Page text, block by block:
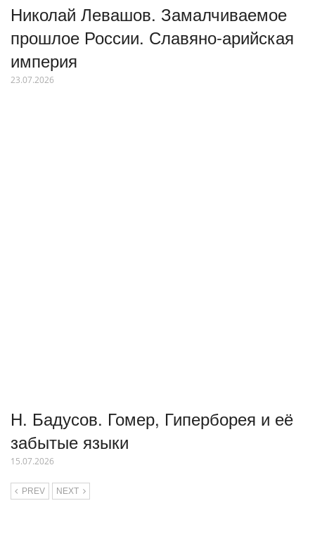
Николай Левашов. Замалчиваемое
прошлое России. Славяно-арийская
империя
23.07.2026
Н. Бадусов. Гомер, Гиперборея и её
забытые языки
15.07.2026
PREV NEXT